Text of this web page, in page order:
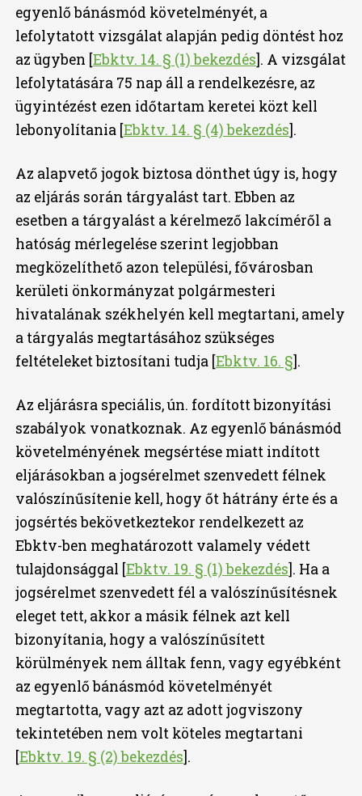
egyenlő bánásmód követelményét, a
lefolytatott vizsgálat alapján pedig döntést hoz
az ügyben [Ebktv. 14. § (1) bekezdés]. A vizsgálat
lefolytatására 75 nap áll a rendelkezésre, az
ügyintézést ezen időtartam keretei közt kell
lebonyolítania [Ebktv. 14. § (4) bekezdés].
Az alapvető jogok biztosa dönthet úgy is, hogy
az eljárás során tárgyalást tart. Ebben az
esetben a tárgyalást a kérelmező lakcíméről a
hatóság mérlegelése szerint legjobban
megközelíthető azon települési, fővárosban
kerületi önkormányzat polgármesteri
hivatalának székhelyén kell megtartani, amely
a tárgyalás megtartásához szükséges
feltételeket biztosítani tudja [Ebktv. 16. §].
Az eljárásra speciális, ún. fordított bizonyítási
szabályok vonatkoznak. Az egyenlő bánásmód
követelményének megsértése miatt indított
eljárásokban a jogsérelmet szenvedett félnek
valószínűsítenie kell, hogy őt hátrány érte és a
jogsértés bekövetkeztekor rendelkezett az
Ebktv-ben meghatározott valamely védett
tulajdonsággal [Ebktv. 19. § (1) bekezdés]. Ha a
jogsérelmet szenvedett fél a valószínűsítésnek
eleget tett, akkor a másik félnek azt kell
bizonyítania, hogy a valószínűsített
körülmények nem álltak fenn, vagy egyébként
az egyenlő bánásmód követelményét
megtartotta, vagy azt az adott jogviszony
tekintetében nem volt köteles megtartani
[Ebktv. 19. § (2) bekezdés].